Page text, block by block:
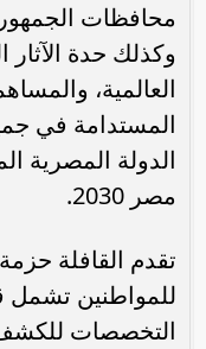
محافظات
وكذلك حدة الآثار
العالمية،
المستدامة في
الدولة المصرية
مصر 2030.
تقدم القافلة
للمواطنين تشمل
التخصصات للكشف